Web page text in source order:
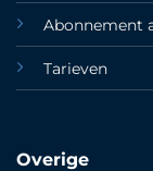
Abonnement
Tarieven
Overige